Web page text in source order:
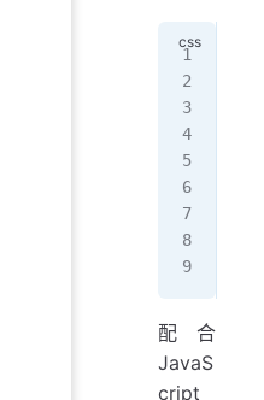
配合
JavaS
cript